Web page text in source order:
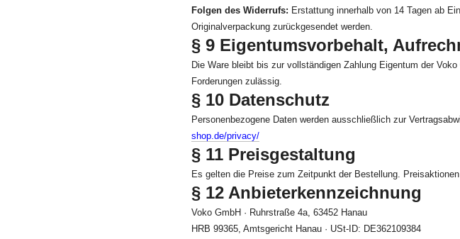
Folgen des Widerrufs: Erstattung innerhalb von 14 Tagen ab
Originalverpackung zurückgesendet werden.
§ 9 Eigentumsvorbehalt,
Die Ware bleibt bis zur vollständigen Zahlung Eigentum der
Forderungen zulässig.
§ 10 Datenschutz
Personenbezogene Daten werden ausschließlich zur
shop.de/privacy/
§ 11 Preisgestaltung
Es gelten die Preise zum Zeitpunkt der Bestellung.
§ 12 Anbieterkennzeichnung
Voko GmbH · Ruhrstraße 4a, 63452 Hanau
HRB 99365, Amtsgericht Hanau · USt-ID: DE362109384